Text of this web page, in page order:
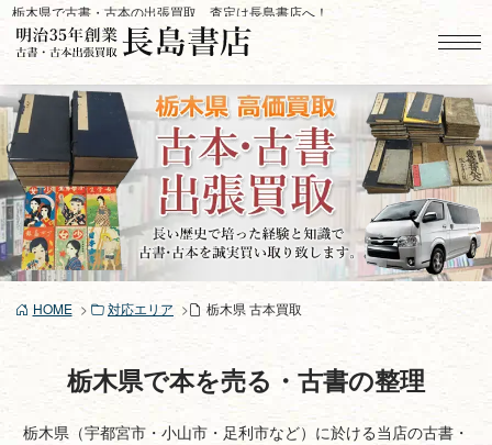
コ
ン
ツ
へ
ス
キ
ッ
プ
栃木県で古書・古本の出張買取、査定は長島書店へ！
HOME 対応エリア 栃木県 古本買取
栃木県で本を売る・古書の整理
栃木県（宇都宮市・小山市・足利市など）に於ける当店の古書・